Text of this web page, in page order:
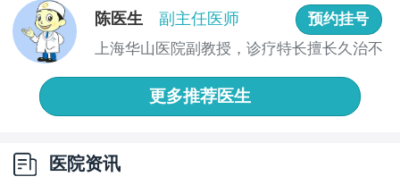
团队。医院专注于白癜风的研究与治疗，为患者提供个
性化的治疗方案，并注重治疗效果的跟踪与反馈。
综上所述，宁波地区有多家医院在白癜风治疗方面
表现出色，患者可以根据自身情况选择合适的医院就
诊。在选择医院时，建议考虑医院的综合实力、专家团
疗效果
陈医生 副主任医师
预约挂号
上海华山医院副教授，诊疗特长擅长久治不
更多推荐医生
医院资讯